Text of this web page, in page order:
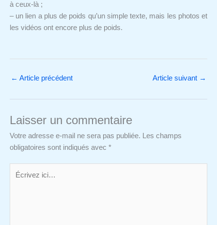
à ceux-là ;
– un lien a plus de poids qu’un simple texte, mais les photos et
les vidéos ont encore plus de poids.
← Article précédent Article suivant →
Laisser un commentaire
Votre adresse e-mail ne sera pas publiée. Les champs
obligatoires sont indiqués avec *
Écrivez